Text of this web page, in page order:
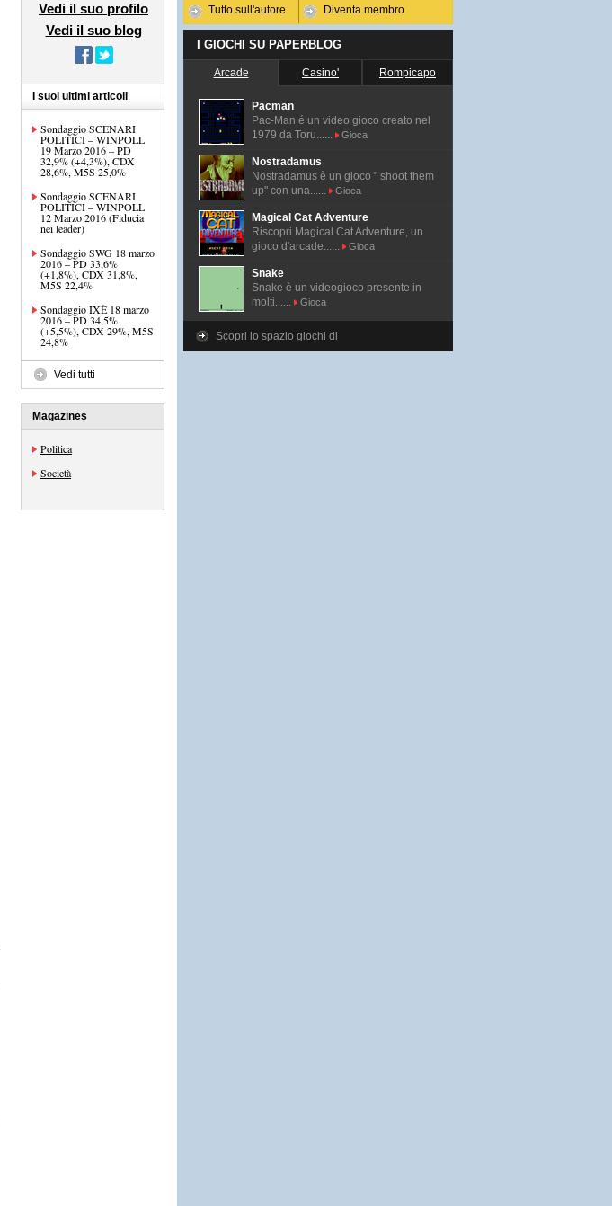
Vedi il suo profilo
Vedi il suo blog
I suoi ultimi articoli
Sondaggio SCENARI
POLITICI – WINPOLL
19 Marzo 2016 – PD
32,9% (+4,3%), CDX
28,6%, M5S 25,0%
Sondaggio SCENARI
POLITICI – WINPOLL
12 Marzo 2016 (Fiducia
nei leader)
Sondaggio SWG 18 marzo
2016 – PD 33,6%
(+1,8%), CDX 31,8%,
M5S 22,4%
Sondaggio IXÈ 18 marzo
2016 – PD 34,5%
(+5,5%), CDX 29%, M5S
24,8%
Vedi tutti
Magazines
Politica
Società
Tutto sull'autore Diventa membro
I GIOCHI SU PAPERBLOG
Arcade Casino' Rompicapo
Pacman
Pac-Man é un video gioco creato nel
1979 da Toru......
Gioca
Nostradamus
Nostradamus è un gioco " shoot them
up" con una......
Gioca
Magical Cat Adventure
Riscopri Magical Cat Adventure, un
gioco d'arcade......
Gioca
Snake
Snake è un videogioco presente in
molti......
Gioca
Scopri lo spazio giochi di